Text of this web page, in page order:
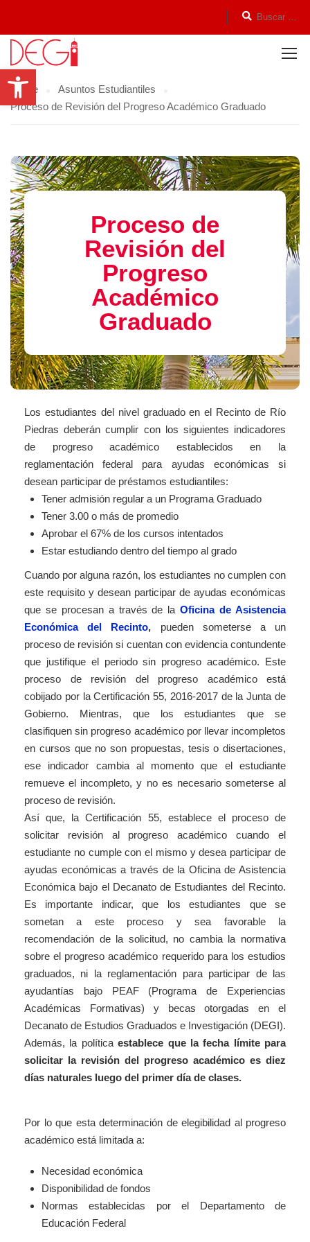
Open toolbar
Home
Asuntos Estudiantiles
Proceso de Revisión del Progreso Académico Graduado
Proceso de
Revisión del
Progreso
Académico
Graduado
Los estudiantes del nivel graduado en el Recinto de Río
Piedras deberán cumplir con los siguientes indicadores
de progreso académico establecidos en la
reglamentación federal para ayudas económicas si
desean participar de préstamos estudiantiles:
Tener admisión regular a un Programa Graduado
Tener 3.00 o más de promedio
Aprobar el 67% de los cursos intentados
Estar estudiando dentro del tiempo al grado
Cuando por alguna razón, los estudiantes no cumplen con
este requisito y desean participar de ayudas económicas
que se procesan a través de laOficina de Asistencia
Económica del Recinto, pueden someterse a un
proceso de revisión si cuentan con evidencia contundente
que justifique el periodo sin progreso académico. Este
proceso de revisión del progreso académico está
cobijado por la Certificación 55, 2016-2017 de la Junta de
Gobierno. Mientras, que los estudiantes que se
clasifiquen sin progreso académico por llevar incompletos
en cursos que no son propuestas, tesis o disertaciones,
ese indicador cambia al momento que el estudiante
remueve el incompleto, y no es necesario someterse al
proceso de revisión.
Así que, la Certificación 55, establece el proceso de
solicitar revisión al progreso académico cuando el
estudiante no cumple con el mismo y desea participar de
ayudas económicas a través de la Oficina de Asistencia
Económica bajo el Decanato de Estudiantes del Recinto.
Es importante indicar, que los estudiantes que se
sometan a este proceso y sea favorable la
recomendación de la solicitud, no cambia la normativa
sobre el progreso académico requerido para los estudios
graduados, ni la reglamentación para participar de las
ayudantías bajo PEAF (Programa de Experiencias
Académicas Formativas) y becas otorgadas en el
Decanato de Estudios Graduados e Investigación (DEGI).
Además, la políticaestablece que la fecha límite para
solicitar la revisión del progreso académico es diez
días naturales luego del primer día de clases.
Por lo que esta determinación de elegibilidad al progreso
académico está limitada a:
Necesidad económica
Disponibilidad de fondos
Normas establecidas por el Departamento de
Educación Federal